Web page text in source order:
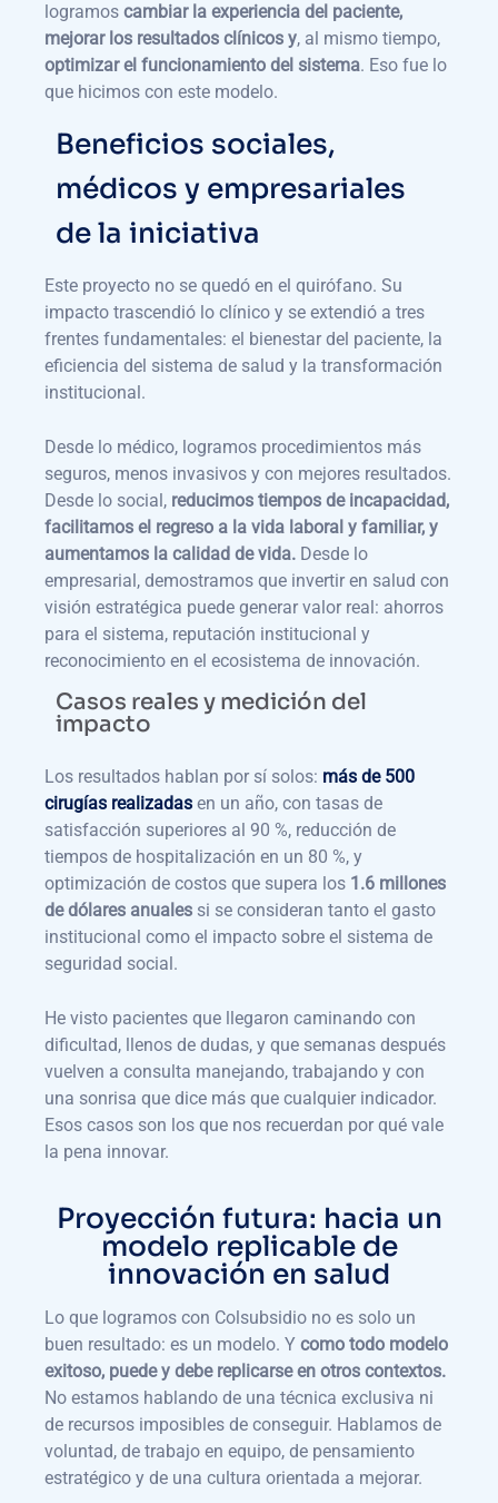
logramos cambiar la experiencia del paciente,
mejorar los resultados clínicos y, al mismo tiempo,
optimizar el funcionamiento del sistema. Eso fue lo
que hicimos con este modelo.
Beneficios sociales,
médicos y empresariales
de la iniciativa
Este proyecto no se quedó en el quirófano. Su
impacto trascendió lo clínico y se extendió a tres
frentes fundamentales: el bienestar del paciente, la
eficiencia del sistema de salud y la transformación
institucional.
Desde lo médico, logramos procedimientos más
seguros, menos invasivos y con mejores resultados.
Desde lo social, reducimos tiempos de incapacidad,
facilitamos el regreso a la vida laboral y familiar, y
aumentamos la calidad de vida. Desde lo
empresarial, demostramos que invertir en salud con
visión estratégica puede generar valor real: ahorros
para el sistema, reputación institucional y
reconocimiento en el ecosistema de innovación.
Casos reales y medición del
impacto
Los resultados hablan por sí solos: más de 500
cirugías realizadas en un año, con tasas de
satisfacción superiores al 90 %, reducción de
tiempos de hospitalización en un 80 %, y
optimización de costos que supera los 1.6 millones
de dólares anuales si se consideran tanto el gasto
institucional como el impacto sobre el sistema de
seguridad social.
He visto pacientes que llegaron caminando con
dificultad, llenos de dudas, y que semanas después
vuelven a consulta manejando, trabajando y con
una sonrisa que dice más que cualquier indicador.
Esos casos son los que nos recuerdan por qué vale
la pena innovar.
Proyección futura: hacia un
modelo replicable de
innovación en salud
Lo que logramos con Colsubsidio no es solo un
buen resultado: es un modelo. Y como todo modelo
exitoso, puede y debe replicarse en otros contextos.
No estamos hablando de una técnica exclusiva ni
de recursos imposibles de conseguir. Hablamos de
voluntad, de trabajo en equipo, de pensamiento
estratégico y de una cultura orientada a mejorar.